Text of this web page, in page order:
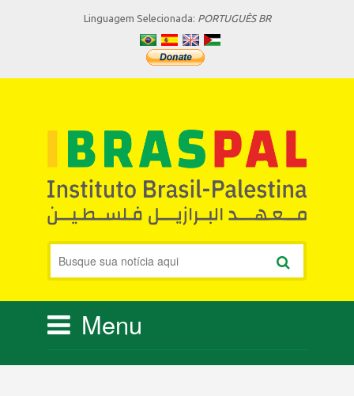
Linguagem Selecionada: PORTUGUÊS BR
Menu